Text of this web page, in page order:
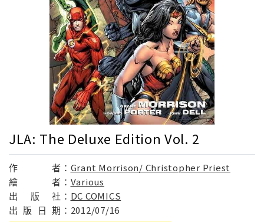
JLA: The Deluxe Edition Vol. 2
作 者： Grant Morrison/ Christopher Priest
繪
者： Various
出
版 社： DC COMICS
出 版 日 期： 2012/07/16